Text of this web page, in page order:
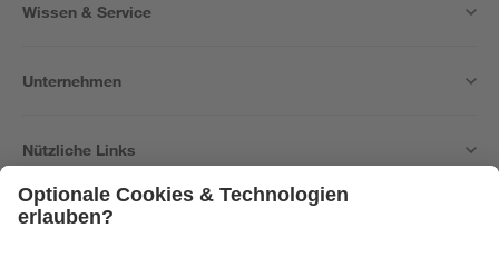
Wissen & Service
Unternehmen
Nützliche Links